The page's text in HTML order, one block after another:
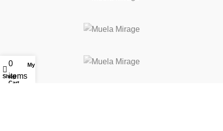
Shop
0
items
Cart
My account